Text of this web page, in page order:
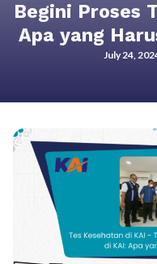
Begini Proses
Apa yang
July 24,